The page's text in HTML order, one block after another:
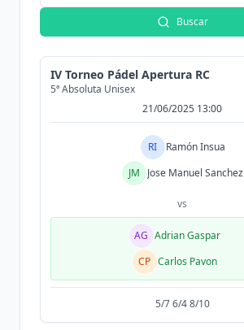
Buscar
IV Torneo Pádel Apertura RC
5ª Absoluta Unisex
21/06/2025 13:00
RI
Ramón Insua
JM
Jose Manuel Sanchez
vs
AG Adrian Gaspar
CP Carlos Pavon
5/7 6/4 8/10